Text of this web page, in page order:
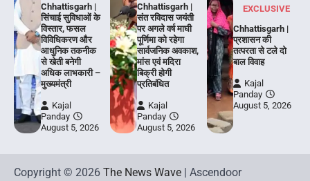
Chhattisgarh |
सिंचाई सुविधाओं के
विस्तार, फसल
विविधिकरण और
आधुनिक तकनीक
से खेती बनेगी
अधिक लाभकारी –
मुख्यमंत्री
Kajal
Panday
August 5, 2026
Chhattisgarh |
संत रविदास जयंती
पर अगले वर्ष माघी
पूर्णिमा को रहेगा
सार्वजनिक अवकाश,
मांस एवं मदिरा
बिक्री होगी
प्रतिबंधित
Kajal
Panday
August 5, 2026
EXCLUSIVE
Chhattisgarh |
प्रशासन की
तत्परता से टले दो
बाल विवाह
Kajal
Panday
August 5, 2026
Copyright © 2026 The News Wave | Ascendoor